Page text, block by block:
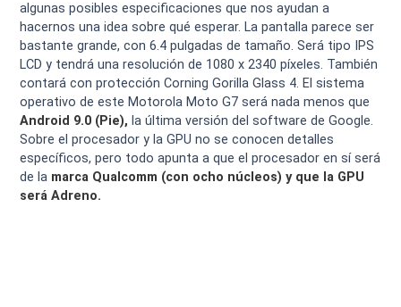
algunas posibles especificaciones que nos ayudan a
hacernos una idea sobre qué esperar. La pantalla parece ser
bastante grande, con 6.4 pulgadas de tamaño. Será tipo IPS
LCD y tendrá una resolución de 1080 x 2340 píxeles. También
contará con protección Corning Gorilla Glass 4. El sistema
operativo de este Motorola Moto G7 será nada menos que
Android 9.0 (Pie), la última versión del software de Google.
Sobre el procesador y la GPU no se conocen detalles
específicos, pero todo apunta a que el procesador en sí será
de la marca Qualcomm (con ocho núcleos) y que la GPU
será Adreno.